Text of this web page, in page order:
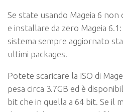
Se state usando Mageia 6
e installare da zero Mageia
sistema sempre aggiornato
ultimi packages.
Potete scaricare la ISO di
pesa circa 3.7GB ed è
bit che in quella a 64 bit. Se il